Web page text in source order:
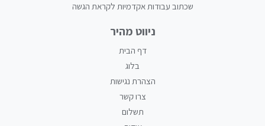
שכתוב עבודות אקדמיות לקראת הגשה
ניווט מהיר
דף הבית
בלוג
הצהרת נגישות
צרו קשר
תשלום